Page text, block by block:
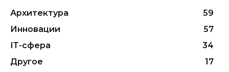
Архитектура
59
Инновации
57
ІТ-сфера
34
Другое
17